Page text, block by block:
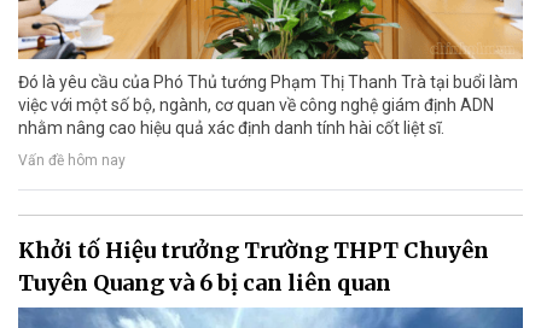
Đó là yêu cầu của Phó Thủ tướng Phạm Thị Thanh Trà tại buổi làm
việc với một số bộ, ngành, cơ quan về công nghệ giám định ADN
nhằm nâng cao hiệu quả xác định danh tính hài cốt liệt sĩ.
Vấn đề hôm nay
Khởi tố Hiệu trưởng Trường THPT Chuyên
Tuyên Quang và 6 bị can liên quan